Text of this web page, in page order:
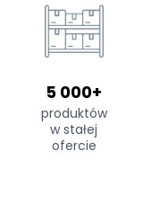
5 000+
produktów
w stałej
ofercie